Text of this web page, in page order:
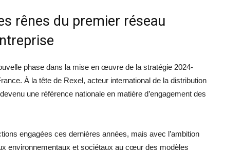
rênes du premier réseau
phase dans la mise en œuvre de la stratégie 2024-
À la tête de Rexel, acteur international de la distribution
une référence nationale en matière d’engagement des
engagées ces dernières années, mais avec l’ambition
environnementaux et sociétaux au cœur des modèles